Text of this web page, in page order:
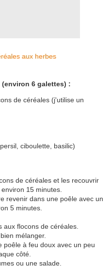
6 galettes) :
de céréales (j'utilise un
ciboulette, basilic)
de céréales et les recouvrir
15 minutes.
revenir dans une poêle avec un
5 minutes.
flocons de céréales.
mélanger.
poêle à feu doux avec un peu
côté.
ou une salade.